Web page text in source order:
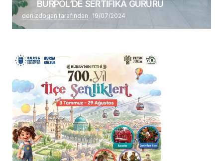
BURPOL’DE SERTİFİKA GURURU
denizdogan tarafından 19/07/2024